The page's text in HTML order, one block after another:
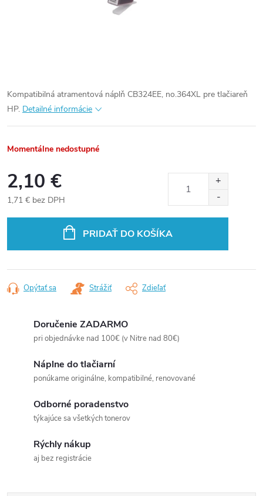
Kompatibilná atramentová náplň CB324EE, no.364XL pre tlačiareň
HP. Detailné informácie
Momentálne nedostupné
2,10 €
1,71 € bez DPH
PRIDAŤ DO KOŠÍKA
Opýtať sa Strážiť Zdieľať
Doručenie ZADARMO
pri objednávke nad 100€ (v Nitre nad 80€)
Náplne do tlačiarní
ponúkame originálne, kompatibilné, renovované
Odborné poradenstvo
týkajúce sa všetkých tonerov
Rýchly nákup
aj bez registrácie